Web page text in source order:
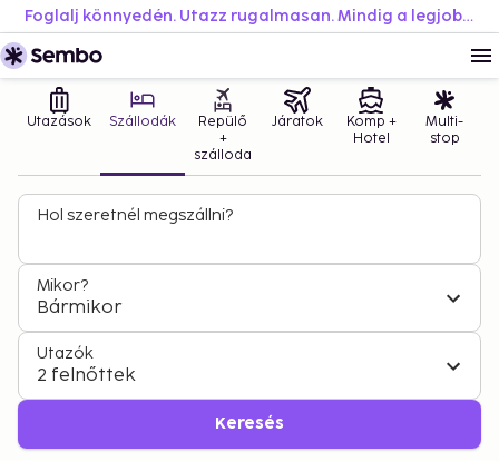
Foglalj könnyedén. Utazz rugalmasan. Mindig a legjobb áron.
Utazások Szállodák
Repülő
+
szálloda
Járatok
Komp +
Hotel
Multi-
stop
Hol szeretnél megszállni?
Mikor?
Bármikor
Utazók
2 felnőttek
Keresés